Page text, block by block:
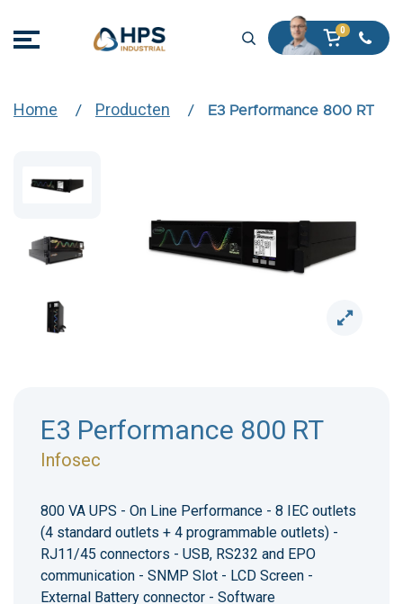
Home Producten E3 Performance 800 RT
E3 Performance 800 RT
Infosec
800 VA UPS - On Line Performance - 8 IEC outlets
(4 standard outlets + 4 programmable outlets) -
RJ11/45 connectors - USB, RS232 and EPO
communication - SNMP Slot - LCD Screen -
External Battery connector - Software